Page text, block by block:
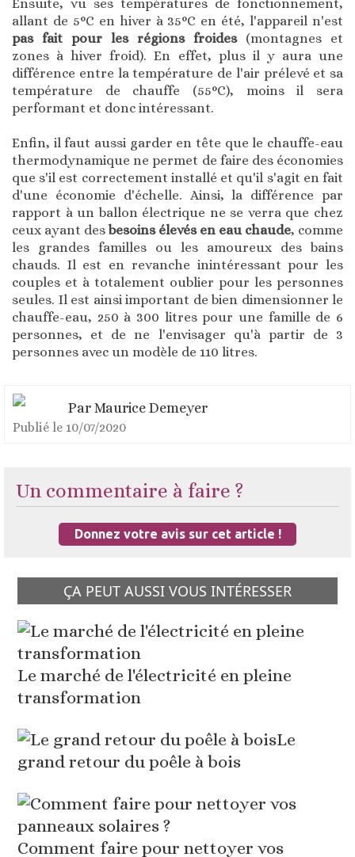
Ensuite, vu ses températures de fonctionnement,
allant de 5°C en hiver à 35°C en été, l'appareil n'est
pas fait pour les régions froides(montagnes et
zones à hiver froid). En effet, plus il y aura une
différence entre la température de l'air prélevé et sa
température de chauffe (55°C), moins il sera
performant et donc intéressant.
Enfin, il faut aussi garder en tête que le chauffe-eau
thermodynamique ne permet de faire des économies
que s'il est correctement installé et qu'il s'agit en fait
d'une économie d'échelle. Ainsi, la différence par
rapport à un ballon électrique ne se verra que chez
ceux ayant desbesoins élevés en eau chaude, comme
les grandes familles ou les amoureux des bains
chauds. Il est en revanche inintéressant pour les
couples et à totalement oublier pour les personnes
seules. Il est ainsi important de bien dimensionner le
chauffe-eau, 250 à 300 litres pour une famille de 6
personnes, et de ne l'envisager qu'à partir de 3
personnes avec un modèle de 110 litres.
Par Maurice Demeyer
Publié le 10/07/2020
Un commentaire à faire ?
Donnez votre avis sur cet article !
ÇA PEUT AUSSI VOUS INTÉRESSER
Le marché de l'électricité en pleine
transformation
Le
grand retour du poêle à bois
Comment faire pour nettoyer vos